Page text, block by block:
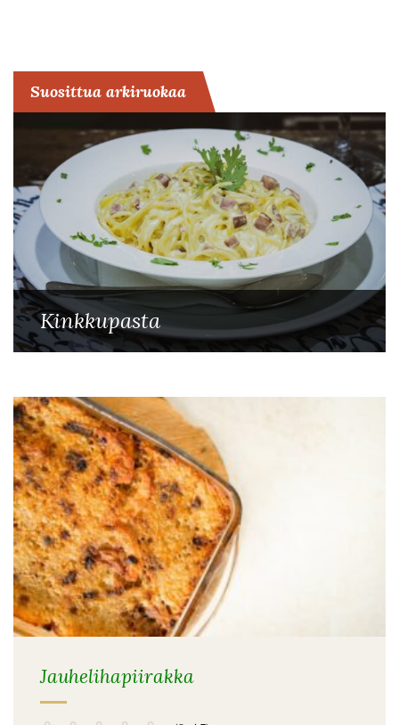
Suosittua arkiruokaa
Kinkkupasta
Jauhelihapiirakka